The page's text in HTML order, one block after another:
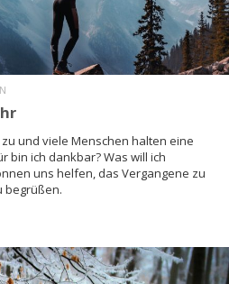
und viele Menschen halten eine
bin ich dankbar? Was will ich
uns helfen, das Vergangene zu
begrüßen.